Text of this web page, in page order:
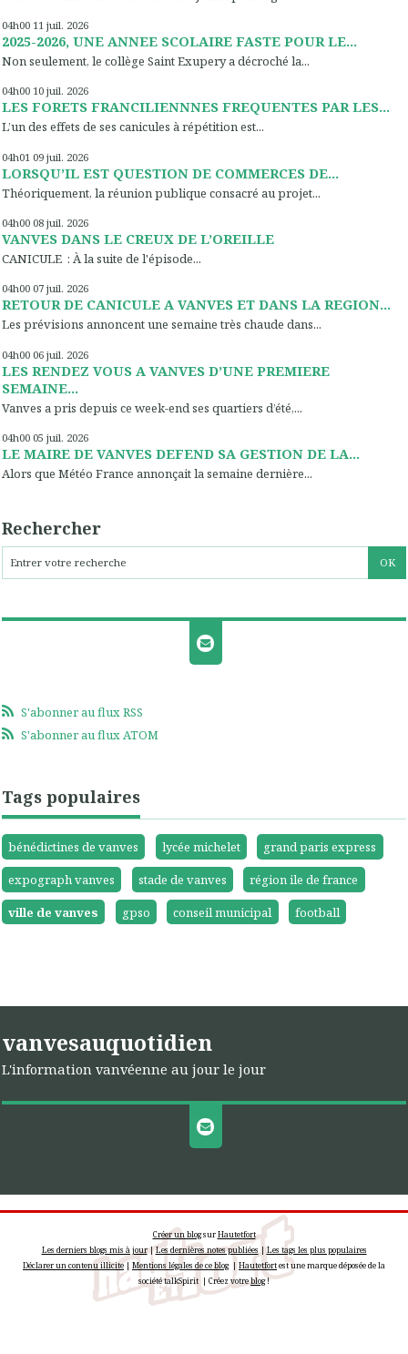
04h00 11 juil. 2026
2025-2026, UNE ANNEE SCOLAIRE FASTE POUR LE...
Non seulement, le collège Saint Exupery a décroché la...
04h00 10 juil. 2026
LES FORETS FRANCILIENNNES FREQUENTES PAR LES...
L’un des effets de ses canicules à répétition est...
04h01 09 juil. 2026
LORSQU’IL EST QUESTION DE COMMERCES DE...
Théoriquement, la réunion publique consacré au projet...
04h00 08 juil. 2026
VANVES DANS LE CREUX DE L’OREILLE
CANICULE : À la suite de l'épisode...
04h00 07 juil. 2026
RETOUR DE CANICULE A VANVES ET DANS LA REGION...
Les prévisions annoncent une semaine très chaude dans...
04h00 06 juil. 2026
LES RENDEZ VOUS A VANVES D’UNE PREMIERE
SEMAINE...
Vanves a pris depuis ce week-end ses quartiers d’été,...
04h00 05 juil. 2026
LE MAIRE DE VANVES DEFEND SA GESTION DE LA...
Alors que Météo France annonçait la semaine dernière...
Rechercher
S'abonner au flux RSS
S'abonner au flux ATOM
Tags populaires
bénédictines de vanves lycée michelet
grand paris express
expograph vanves
stade de vanves
région ile de france
ville de vanves
gpso conseil municipal football
vanvesauquotidien
L'information vanvéenne au jour le jour
Créer un blogsurHautetfort
Les derniers blogs mis à jour|Les dernières notes publiées |Les tags les plus populaires
Déclarer un contenu illicite|Mentions légales de ce blog| Hautetfortest une marque déposée de la
société talkSpirit | Créez votreblog!